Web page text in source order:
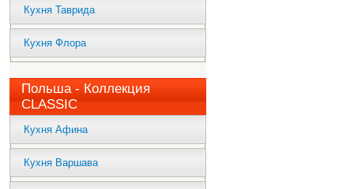
Кухня Таврида
Кухня Флора
Польша - Коллекция
CLASSIC
Кухня Афина
Кухня Варшава